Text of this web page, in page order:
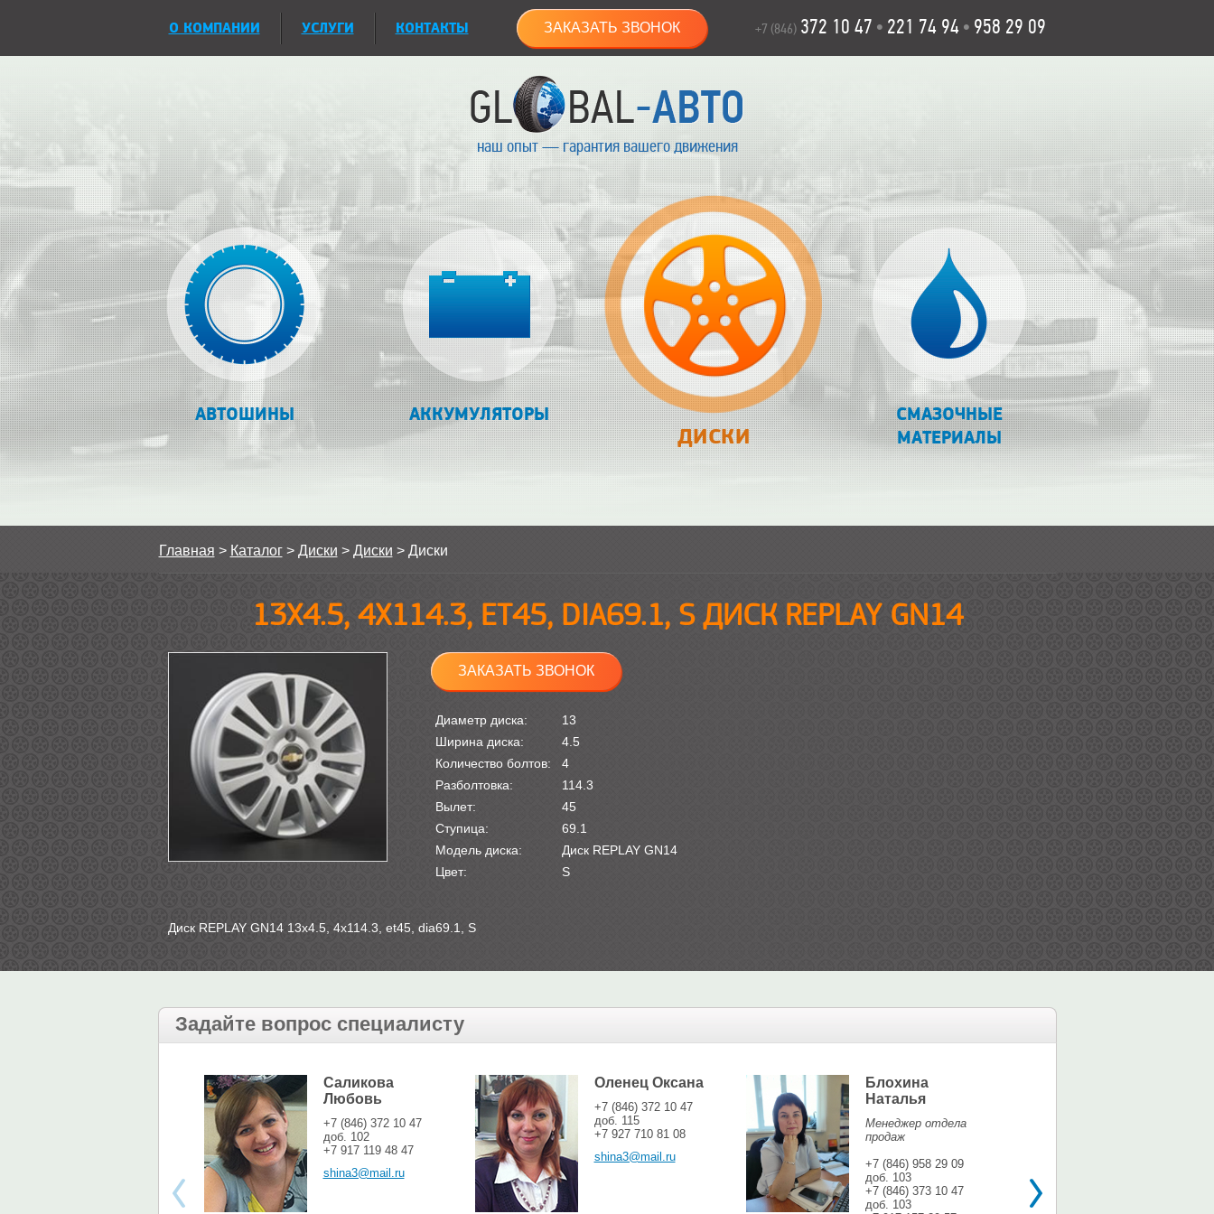
О КОМПАНИИ УСЛУГИ КОНТАКТЫ ЗАКАЗАТЬ ЗВОНОК +7 (846) 372 10 47 • 221 74 94 • 958 29 09
наш опыт — гарантия вашего движения
АВТОШИНЫ АККУМУЛЯТОРЫ
ДИСКИ
СМАЗОЧНЫЕ
МАТЕРИАЛЫ
Главная > Каталог> Диски > Диски > Диски
13Х4.5, 4Х114.3, ET45, DIA69.1, S ДИСК REPLAY GN14
ЗАКАЗАТЬ ЗВОНОК
Диаметр диска:
13
Ширина диска:
4.5
Количество болтов:
4
Разболтовка:
114.3
Вылет:
45
Ступица:
69.1
Модель диска:
Диск REPLAY GN14
Цвет:
S
Диск REPLAY GN14 13х4.5, 4х114.3, et45, dia69.1, S
Задайте вопрос специалисту
Саликова
Любовь
+7 (846) 372 10 47
доб. 102
+7 917 119 48 47
shina3@mail.ru
Оленец Оксана
+7 (846) 372 10 47
доб. 115
+7 927 710 81 08
shina3@mail.ru
Блохина
Наталья
Менеджер отдела
продаж
+7 (846) 958 29 09
доб. 103
+7 (846) 373 10 47
доб. 103